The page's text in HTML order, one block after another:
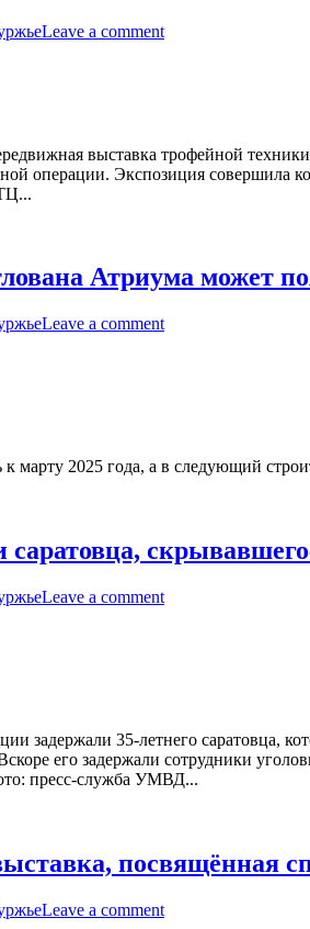
Leave a comment
выставка трофейной
операции. Экспозиция совершила
Атриума может
Leave a comment
марту 2025 года, а в следующий
Leave a comment
задержали 35-летнего саратовца,
его задержали сотрудники
пресс-служба УМВД...
посвящённая
Leave a comment